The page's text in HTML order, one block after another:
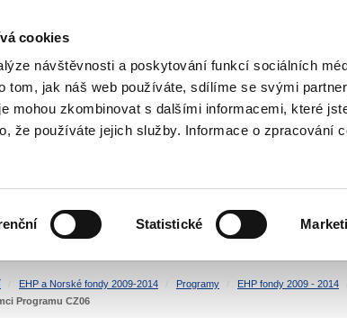
cookies
návštěvnosti a poskytování funkcí sociálních
tom, jak náš web používáte, sdílíme se svými
mohou zkombinovat s dalšími informacemi, které
že používáte jejich služby. Informace o zpracování
Statistické
LIDSKÁ PRÁVA SPRAVEDLNOST
EHP a Norské fondy 2009-2014 Programy EHP fondy 2009 - 2014
Programu CZ06